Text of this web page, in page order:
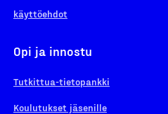
käyttöehdot
Opi ja innostu
Tutkittua-tietopankki
Koulutukset jäsenille